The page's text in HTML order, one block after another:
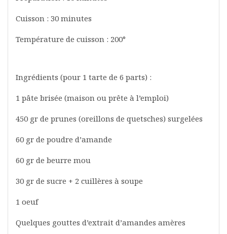
Cuisson : 30 minutes
Température de cuisson : 200°
Ingrédients (pour 1 tarte de 6 parts) :
1 pâte brisée (maison ou prête à l’emploi)
450 gr de prunes (oreillons de quetsches) surgelées
60 gr de poudre d’amande
60 gr de beurre mou
30 gr de sucre + 2 cuillères à soupe
1 oeuf
Quelques gouttes d’extrait d’amandes amères